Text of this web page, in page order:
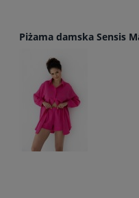
Piżama damska Sensis